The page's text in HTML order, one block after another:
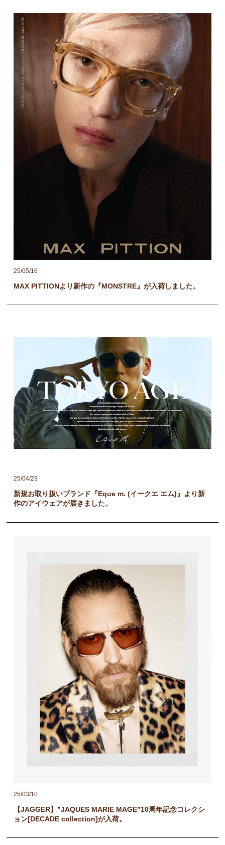
25/05/16
MAX PITTIONより新作の『MONSTRE』が入荷しました。
25/04/23
新規お取り扱いブランド『Eque m. (イークエ エム)』より新
作のアイウェアが届きました。
25/03/10
【JAGGER】”JAQUES MARIE MAGE”10周年記念コレクシ
ョン[DECADE collection]が入荷。